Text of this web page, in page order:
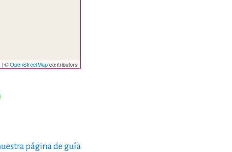
| ©OpenStreetMapcontributors
página de guía